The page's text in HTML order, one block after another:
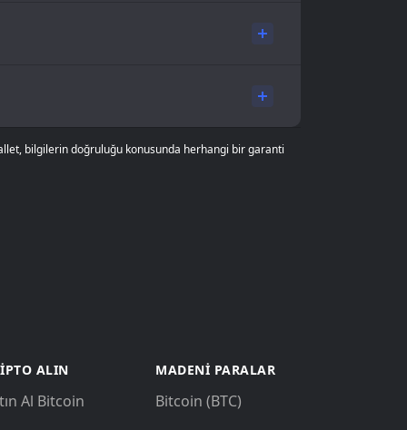
bilgilerin doğruluğu konusunda herhangi bir garanti
ALIN
Al Bitcoin
MADENI PARALAR
Bitcoin (BTC)